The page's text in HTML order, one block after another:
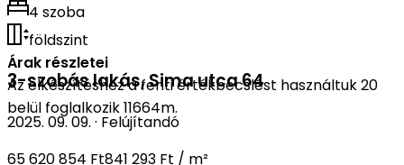
4 szoba
földszint
Árak részletei
Az elkészítéshez a fenti értékbecslést használtuk 20
belül foglalkozik 11664m.
3-szobás lakás,Sima utca 64
2025. 09. 09. · Felújítandó
65 620 854 Ft841 293 Ft / m²